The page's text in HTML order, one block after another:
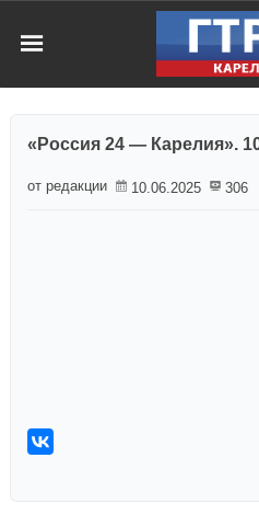
«Россия 24 — Карелия».
от редакции 10.06.2025 306